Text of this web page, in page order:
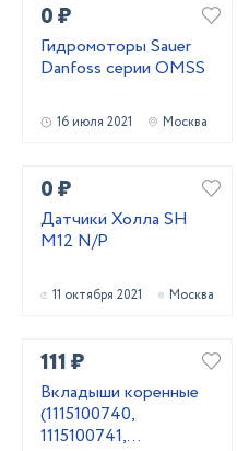
0 ₽
Гидромоторы Sauer
Danfoss серии OMSS
16 июля 2021 Москва
0 ₽
Датчики Холла SH
M12 N/P
11 октября 2021 Москва
111 ₽
Вкладыши коренные
(1115100740,
1115100741,